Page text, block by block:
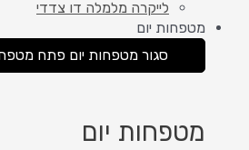
לייקרה מלמלה דו צדדי
מטפחות יום
סגור מטפחות יום פתח מטפחות יום
מטפחות יום